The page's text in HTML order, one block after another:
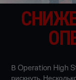
В Operation High
рискнуть.